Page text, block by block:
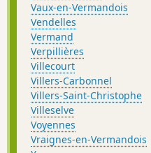
Vaux-en-Vermandois
Vendelles
Vermand
Verpillières
Villecourt
Villers-Carbonnel
Villers-Saint-Christophe
Villeselve
Voyennes
Vraignes-en-Vermandois